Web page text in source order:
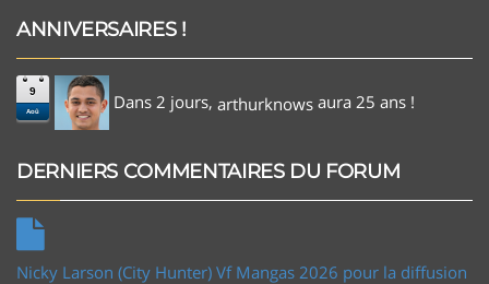
ANNIVERSAIRES !
9
Aoû Dans 2 jours, arthurknows aura 25 ans !
DERNIERS COMMENTAIRES DU FORUM
Nicky Larson (City Hunter) Vf Mangas 2026 pour la diffusion